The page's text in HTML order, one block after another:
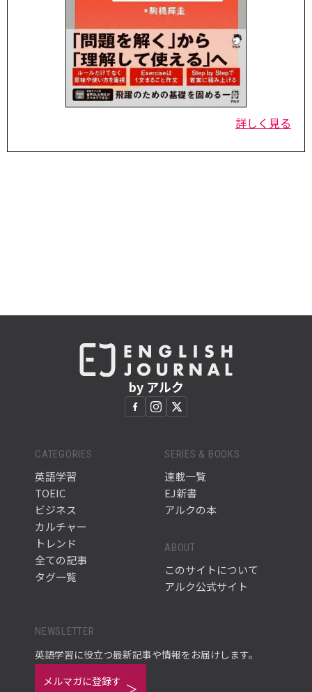
詳しく見る
by アルク
CATEGORIES
英語学習
TOEIC
ビジネス
カルチャー
トレンド
全ての記事
タグ一覧
SERIES & BOOKS
連載一覧
EJ新書
アルクの本
ABOUT
このサイトについて
アルク公式サイト
NEWSLETTER
英語学習に役立つ最新記事や情報をお届けします。
メルマガに登録す